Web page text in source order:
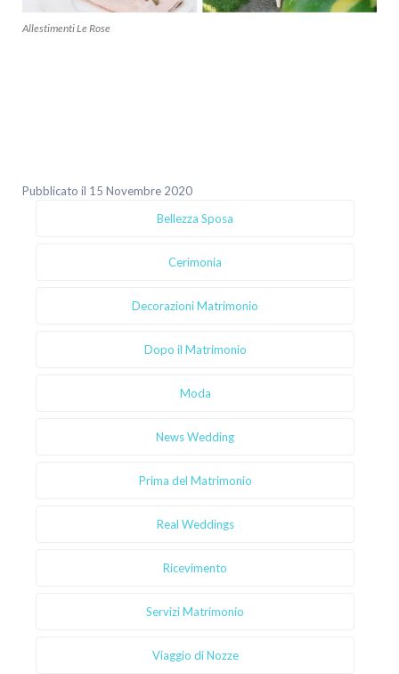
Allestimenti Le Rose
Pubblicato il 15 Novembre 2020
Bellezza Sposa
Cerimonia
Decorazioni Matrimonio
Dopo il Matrimonio
Moda
News Wedding
Prima del Matrimonio
Real Weddings
Ricevimento
Servizi Matrimonio
Viaggio di Nozze